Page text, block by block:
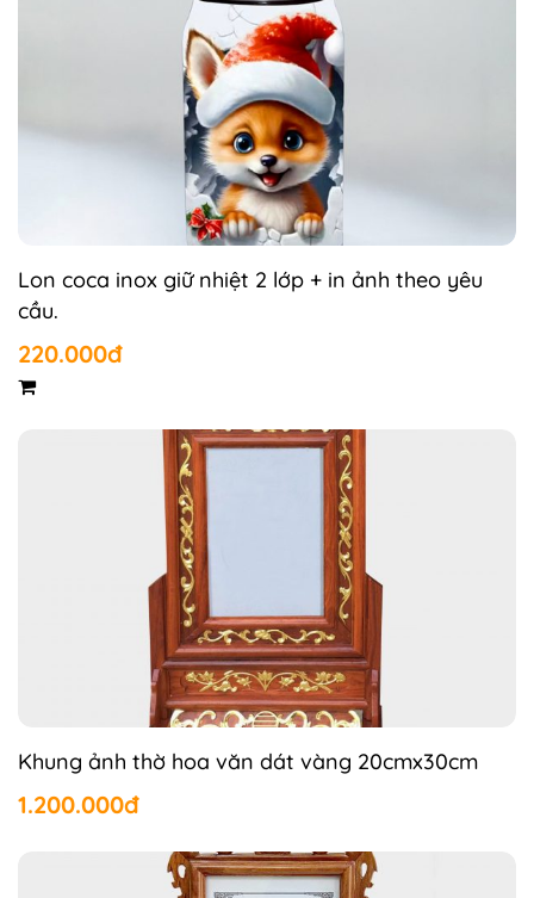
Lon coca inox giữ nhiệt 2 lớp + in ảnh theo yêu
cầu.
220.000đ
Khung ảnh thờ hoa văn dát vàng 20cmx30cm
1.200.000đ